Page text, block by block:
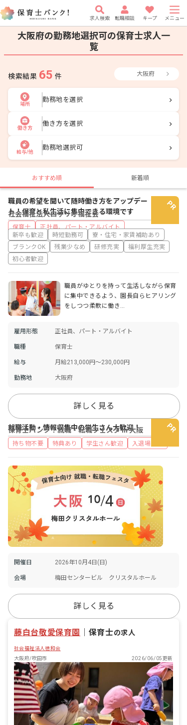
求人検索 転職相談 キープ メニュー
大阪府の勤務地選択可の保育士求人一
覧
検索結果 65 件 大阪府
場所
勤務地を選択
働き方
働き方を選択
給与/他
勤務地選択可
おすすめ順 新着順
社会福祉法人ロザリオ福祉会
保育士 正社員、パート・アルバイト
職員の希望を聞いて随時働き方をアップデー
ト！保育と私生活に集中できる環境です
新卒も歓迎 時短勤務可
寮・住宅・家賃補助あり
ブランクOK
残業少なめ 研修充実
福利厚生充実
初心者歓迎
職員がゆとりを持って生活しながら保育
に集中できるよう、園長自らヒアリング
をしつつ柔軟に働き…
雇用形態 正社員、パート・アルバイト
職種 保育士
給与 月給213,000円～230,000円
勤務地 大阪府
詳しく見る
保育士バンク！就職・転職フェスタ in 大阪
就職活動・情報収集中の学生さん大歓迎！
持ち物不要 特典あり 学生さん歓迎 入退場自由
開催日 2026年10月4日(日)
会場 梅田センタービル クリスタルホール
詳しく見る
藤白台敬愛保育園 保育士の求人
社会福祉法人徳和会
大阪府/吹田市
2026/06/05更新